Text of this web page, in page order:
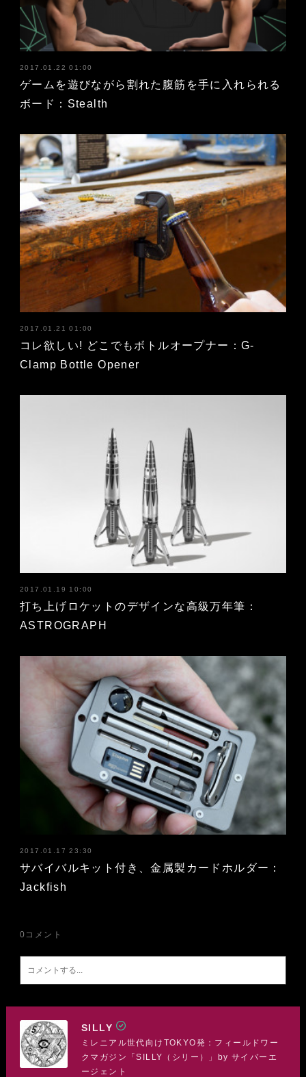
2017.01.22 01:00
ゲームを遊びながら割れた腹筋を手に入れられる
ボード：Stealth
2017.01.21 01:00
コレ欲しい! どこでもボトルオープナー：G-
Clamp Bottle Opener
2017.01.19 10:00
打ち上げロケットのデザインな高級万年筆：
ASTROGRAPH
2017.01.17 23:30
サバイバルキット付き、金属製カードホルダー：
Jackfish
0 コメント
SILLY
ミレニアル世代向けTOKYO発：フィールドワー
クマガジン「SILLY（シリー）」by サイバーエ
ージェント